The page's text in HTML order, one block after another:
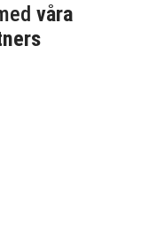
våra